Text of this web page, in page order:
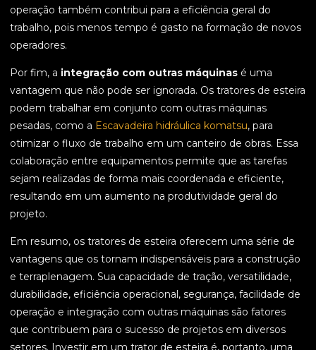
operação também contribui para a eficiência geral do
trabalho, pois menos tempo é gasto na formação de novos
operadores.
Por fim, a integração com outras máquinas é uma
vantagem que não pode ser ignorada. Os tratores de esteira
podem trabalhar em conjunto com outras máquinas
pesadas, como a Escavadeira hidráulica komatsu, para
otimizar o fluxo de trabalho em um canteiro de obras. Essa
colaboração entre equipamentos permite que as tarefas
sejam realizadas de forma mais coordenada e eficiente,
resultando em um aumento na produtividade geral do
projeto.
Em resumo, os tratores de esteira oferecem uma série de
vantagens que os tornam indispensáveis para a construção
e terraplenagem. Sua capacidade de tração, versatilidade,
durabilidade, eficiência operacional, segurança, facilidade de
operação e integração com outras máquinas são fatores
que contribuem para o sucesso de projetos em diversos
setores. Investir em um trator de esteira é, portanto, uma